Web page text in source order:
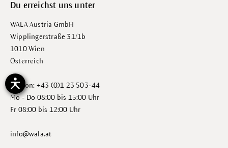
Du erreichst uns unter
WALA Austria GmbH
Wipplingerstraße 31/1b
1010 Wien
Österreich
Telefon: +43 (0)1 23 503-44
Mo - Do 08:00 bis 15:00 Uhr
Fr 08:00 bis 12:00 Uhr
info@wala.at